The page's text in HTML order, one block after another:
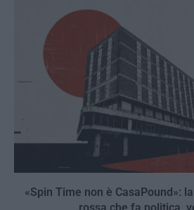
«Spin Time non è CasaPound»: